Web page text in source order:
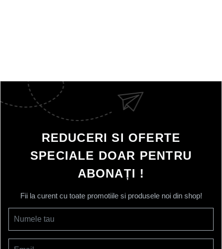
REDUCERI SI OFERTE
SPECIALE DOAR PENTRU
ABONAȚI !
Fii la curent cu toate promotiile si produsele noi din shop!
Numele tau